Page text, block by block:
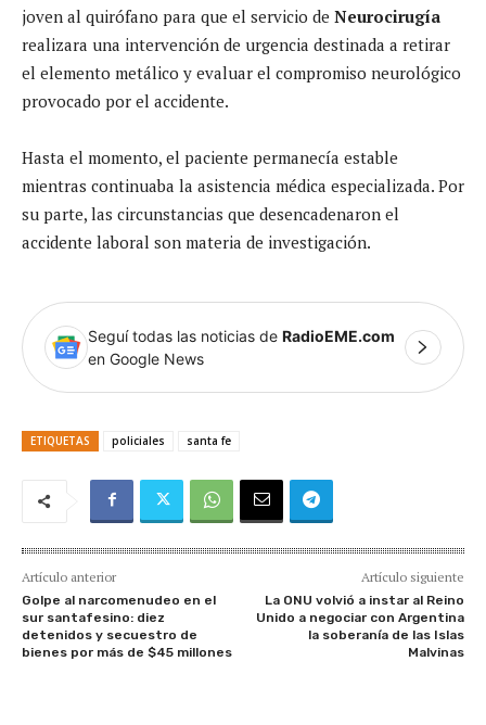
joven al quirófano para que el servicio de Neurocirugía
realizara una intervención de urgencia destinada a retirar
el elemento metálico y evaluar el compromiso neurológico
provocado por el accidente.
Hasta el momento, el paciente permanecía estable
mientras continuaba la asistencia médica especializada. Por
su parte, las circunstancias que desencadenaron el
accidente laboral son materia de investigación.
Seguí todas las noticias de RadioEME.com
en Google News
ETIQUETAS policiales santa fe
Artículo anterior
Golpe al narcomenudeo en el
sur santafesino: diez
detenidos y secuestro de
bienes por más de $45 millones
Artículo siguiente
La ONU volvió a instar al Reino
Unido a negociar con Argentina
la soberanía de las Islas
Malvinas